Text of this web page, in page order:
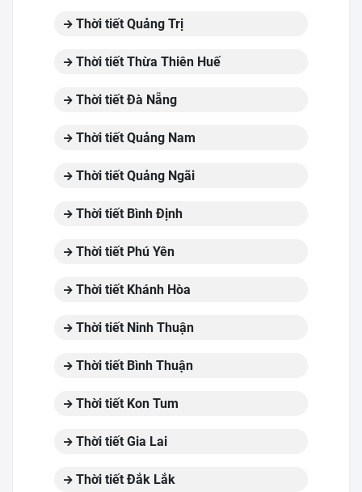
Thời tiết Quảng Trị
Thời tiết Thừa Thiên Huế
Thời tiết Đà Nẵng
Thời tiết Quảng Nam
Thời tiết Quảng Ngãi
Thời tiết Bình Định
Thời tiết Phú Yên
Thời tiết Khánh Hòa
Thời tiết Ninh Thuận
Thời tiết Bình Thuận
Thời tiết Kon Tum
Thời tiết Gia Lai
Thời tiết Đắk Lắk